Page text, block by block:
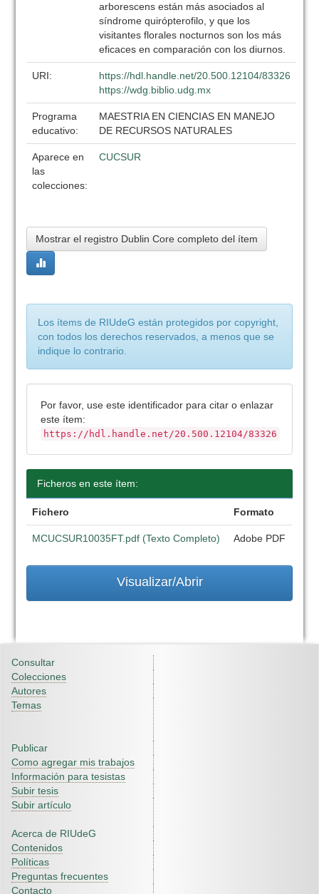
arborescens están más asociados al
síndrome quirópterofilo, y que los
visitantes florales nocturnos son los más
eficaces en comparación con los diurnos.
URI:
https://hdl.handle.net/20.500.12104/83326
https://wdg.biblio.udg.mx
Programa
educativo:
MAESTRIA EN CIENCIAS EN MANEJO
DE RECURSOS NATURALES
Aparece en
las
colecciones:
CUCSUR
Mostrar el registro Dublin Core completo del ítem
Los ítems de RIUdeG están protegidos por copyright,
con todos los derechos reservados, a menos que se
indique lo contrario.
Por favor, use este identificador para citar o enlazar
este ítem:
https://hdl.handle.net/20.500.12104/83326
Ficheros en este ítem:
Fichero Formato
MCUCSUR10035FT.pdf (Texto Completo) Adobe PDF
Visualizar/Abrir
Consultar
Colecciones
Autores
Temas
Publicar
Como agregar mis trabajos
Información para tesistas
Subir tesis
Subir artículo
Acerca de RIUdeG
Contenidos
Políticas
Preguntas frecuentes
Contacto